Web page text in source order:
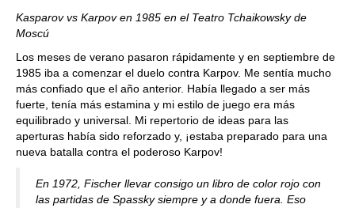
Kasparov vs Karpov en 1985 en el Teatro Tchaikowsky de
Moscú
Los meses de verano pasaron rápidamente y en septiembre de
1985 iba a comenzar el duelo contra Karpov. Me sentía mucho
más confiado que el año anterior. Había llegado a ser más
fuerte, tenía más estamina y mi estilo de juego era más
equilibrado y universal. Mi repertorio de ideas para las
aperturas había sido reforzado y, ¡estaba preparado para una
nueva batalla contra el poderoso Karpov!
En 1972, Fischer llevar consigo un libro de color rojo con
las partidas de Spassky siempre y a donde fuera. Eso